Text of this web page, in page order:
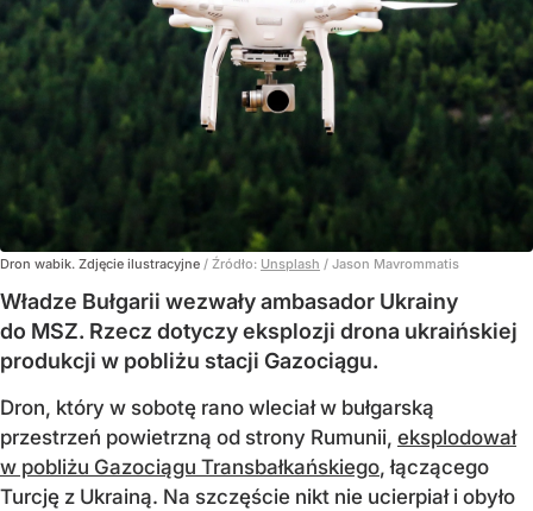
Dron wabik. Zdjęcie ilustracyjne / Źródło: Unsplash / Jason Mavrommatis
Władze Bułgarii wezwały ambasador Ukrainy
do MSZ. Rzecz dotyczy eksplozji drona ukraińskiej
produkcji w pobliżu stacji Gazociągu.
Dron, który w sobotę rano wleciał w bułgarską
przestrzeń powietrzną od strony Rumunii, eksplodował
w pobliżu Gazociągu Transbałkańskiego, łączącego
Turcję z Ukrainą. Na szczęście nikt nie ucierpiał i obyło